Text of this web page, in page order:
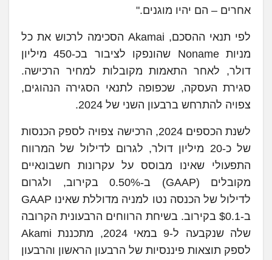
אחרים – הם יהיו מוגנים."
לפי תנאי ההסכם, Akamai הסכימה לרכוש את כל
מניות Noname שהונפקו לציבור בכ-450 מיליון
דולר, לאחר התאמות מקובלות למחיר הרכישה.
סגירת העסקה, שכפופה לתנאי הסגירה הנהוגים,
צפויה להתרחש ברבעון השני של 2024.
לשנת הכספים 2024, הרכישה צפויה לספק הכנסות
של כ-20 מיליון דולר, לגרום לדילול של המרווח
התפעולי שאינו מבוסס על עקרונות חשבונאיים
מקובלים (GAAP) ב-0.50% בקירוב, ולגרום
לדילול של הכנסה נטו למניה מדוללת שאינו GAAP
ב-$0.1 בקירוב. בשיחת הרווחים הרבעונית הקרובה
שלה שנקבעה ל-9 במאי 2024, מתכננת Akami
לספק תוצאות פיננסיות של הרבעון הראשון והרבעון